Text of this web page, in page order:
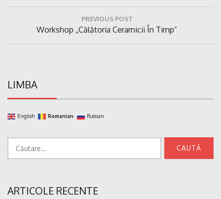
PREVIOUS POST
Previous
Post:
Workshop „Călătoria Ceramicii În Timp”
LIMBA
English Romanian Russian
ARTICOLE RECENTE